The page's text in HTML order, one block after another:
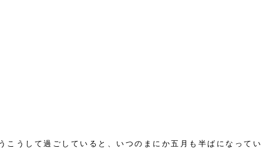
こうして過ごしていると、いつのまにか五月も半ばになってい